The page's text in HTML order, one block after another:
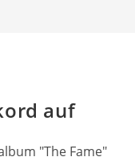
auf
"The Fame"